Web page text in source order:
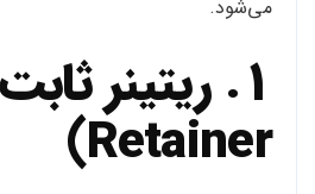
می‌شود.
Retainer)